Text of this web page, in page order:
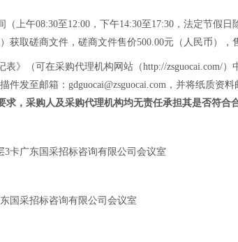
上午08:30至12:00，下午14:30至17:30，法定节假
取磋商文件，磋商文件售价500.00元（人民币），
》（可在采购代理机构网站（http://zsguocai.com/
件发至邮箱： gdguocai@zsguocai.com ，并将纸质资
，采购人及采购代理机构均无责任承担其是否符合
卡广东国采招标咨询有限公司会议室
国采招标咨询有限公司会议室